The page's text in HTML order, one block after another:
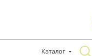
Каталог